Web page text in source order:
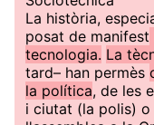
La història,
posat de manifest
tecnologia. La
tard– han permès
la política, de les
i ciutat (la polis) o